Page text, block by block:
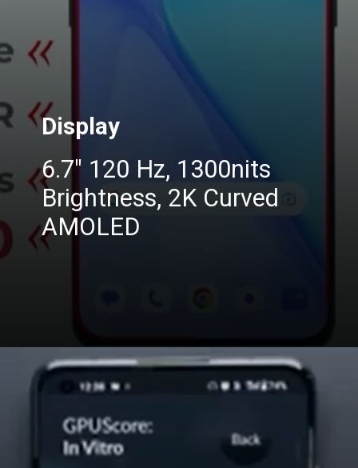
Display
6.7″ 120 Hz, 1300nits
Brightness, 2K Curved
AMOLED